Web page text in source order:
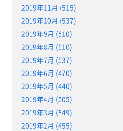
2019年11月 (515)
2019年10月 (537)
2019年9月 (510)
2019年8月 (510)
2019年7月 (537)
2019年6月 (470)
2019年5月 (440)
2019年4月 (505)
2019年3月 (549)
2019年2月 (455)